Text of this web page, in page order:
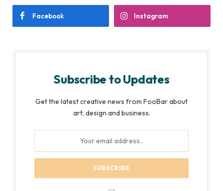
Facebook Instagram
Subscribe to Updates
Get the latest creative news from FooBar about
art, design and business.